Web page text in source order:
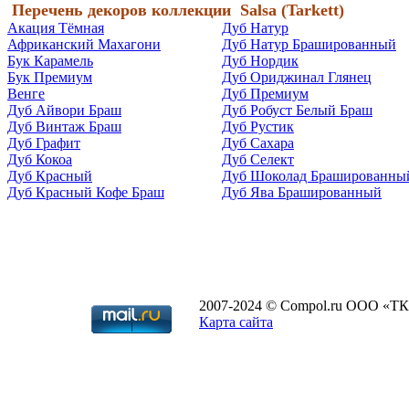
Перечень декоров коллекции Salsa (Tarkett)
Акация Тёмная
Африканский Махагони
Бук Карамель
Бук Премиум
Венге
Дуб Айвори Браш
Дуб Винтаж Браш
Дуб Графит
Дуб Кокоа
Дуб Красный
Дуб Красный Кофе Браш
Дуб Натур
Дуб Натур Брашированный
Дуб Нордик
Дуб Ориджинал Глянец
Дуб Премиум
Дуб Робуст Белый Браш
Дуб Рустик
Дуб Сахара
Дуб Селект
Дуб Шоколад
Дуб Ява Брашированный
2007-2024 © Compol.ru ООО «ТК
Карта сайта